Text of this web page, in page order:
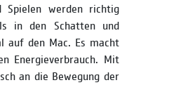
Spielen werden richtig
in den Schatten und
auf den Mac. Es macht
Energie­verbrauch. Mit
an die Bewegung der